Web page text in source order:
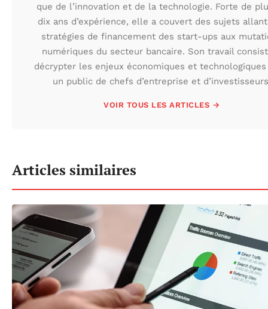
que de l’innovation et de la technologie. Forte de
dix ans d’expérience, elle a couvert des sujets
stratégies de financement des start-ups aux
numériques du secteur bancaire. Son travail
décrypter les enjeux économiques et
un public de chefs d’entreprise et
VOIR TOUS LES ARTICLES →
Articles similaires